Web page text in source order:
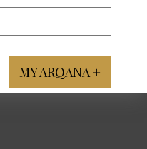
MY ARQANA +